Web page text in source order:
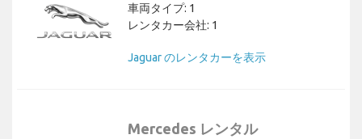
車両タイプ: 1
レンタカー会社: 1
Jaguar のレンタカーを表示
Mercedes レンタル